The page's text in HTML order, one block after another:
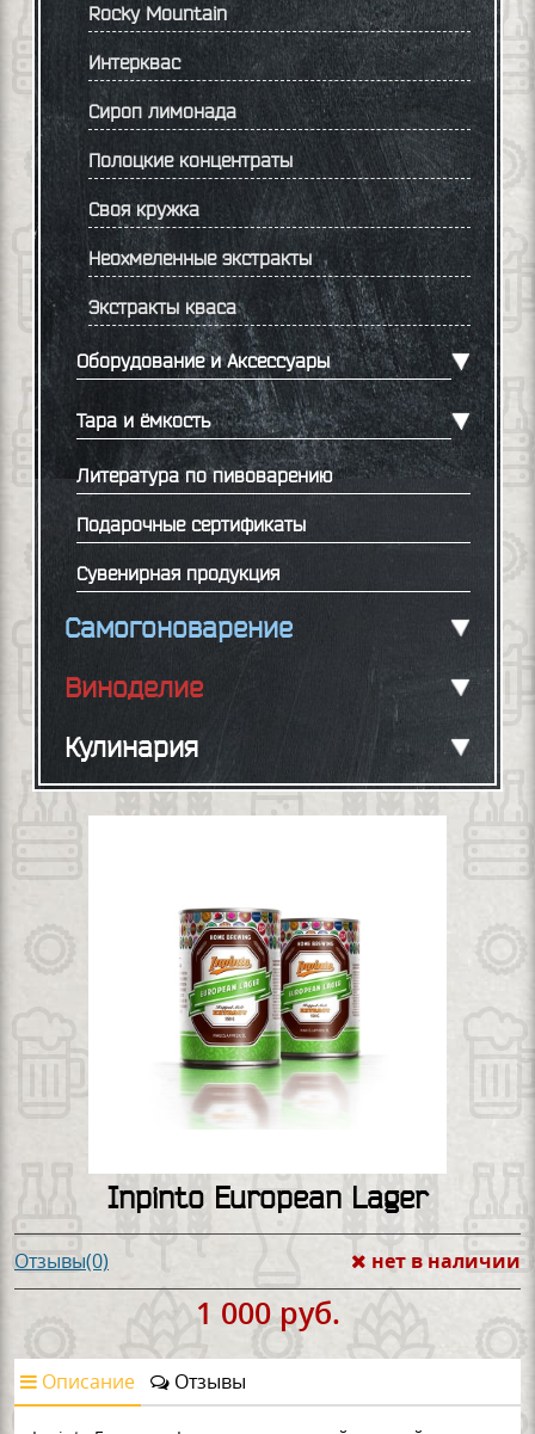
Rocky Mountain
Интерквас
Сироп лимонада
Полоцкие концентраты
Своя кружка
Неохмеленные экстракты
Экстракты кваса
Оборудование и Аксессуары
Тара и ёмкость
Литература по пивоварению
Подарочные сертификаты
Сувенирная продукция
Самогоноварение
Виноделие
Кулинария
Inpinto European Lager
Отзывы(0) нет в наличии
1 000 руб.
Описание Отзывы